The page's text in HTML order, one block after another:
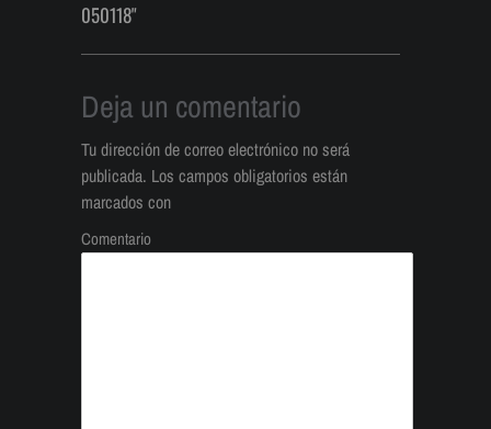
050118"
Deja un comentario
Tu dirección de correo electrónico no será
publicada. Los campos obligatorios están
marcados con
Comentario